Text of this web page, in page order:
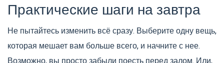
Практические шаги на завтра
Не пытайтесь изменить всё сразу. Выберите одну вещь,
которая мешает вам больше всего, и начните с нее.